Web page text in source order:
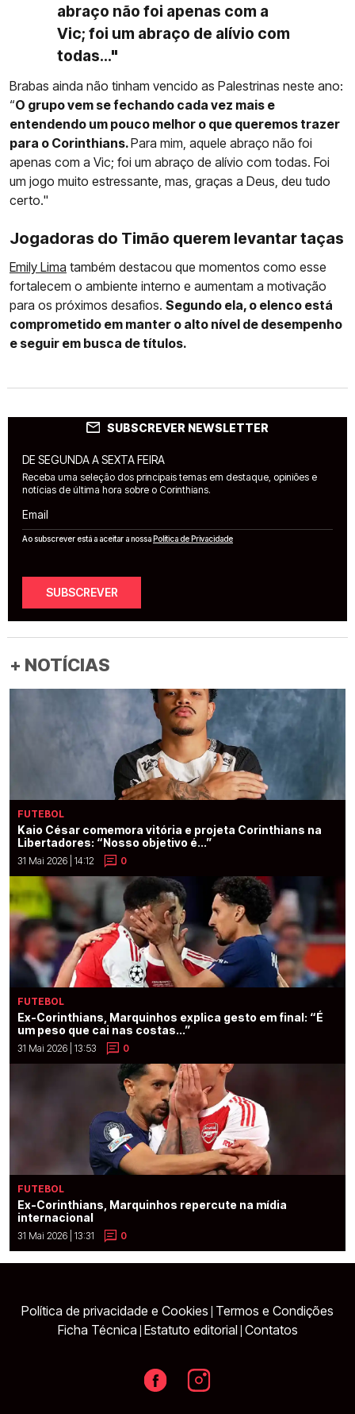
abraço não foi apenas com a
Vic; foi um abraço de alívio com
todas..."
Brabas ainda não tinham vencido as Palestrinas neste ano:
“O grupo vem se fechando cada vez mais e
entendendo um pouco melhor o que queremos trazer
para o Corinthians.Para mim, aquele abraço não foi
apenas com a Vic; foi um abraço de alívio com todas. Foi
um jogo muito estressante, mas, graças a Deus, deu tudo
certo."
Jogadoras do Timão querem levantar taças
Emily Lima também destacou que momentos como esse
fortalecem o ambiente interno e aumentam a motivação
para os próximos desafios. Segundo ela, o elenco está
comprometido em manter o alto nível de desempenho
e seguir em busca de títulos.
SUBSCREVER NEWSLETTER
DE SEGUNDA A SEXTA FEIRA
Receba uma seleção dos principais temas em destaque, opiniões e
notícias de última hora sobre o Corinthians.
Email
Ao subscrever está a aceitar a nossaPolítica de Privacidade
SUBSCREVER
+ NOTÍCIAS
FUTEBOL
Kaio César comemora vitória e projeta Corinthians na
Libertadores: “Nosso objetivo é...”
31 Mai 2026 | 14:12 0
FUTEBOL
Ex-Corinthians, Marquinhos explica gesto em final: “É
um peso que cai nas costas...”
31 Mai 2026 | 13:53 0
FUTEBOL
Ex-Corinthians, Marquinhos repercute na mídia
internacional
31 Mai 2026 | 13:31 0
Política de privacidade e Cookies Termos e Condições
Ficha Técnica Estatuto editorial Contatos